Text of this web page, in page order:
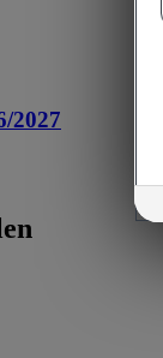
2027